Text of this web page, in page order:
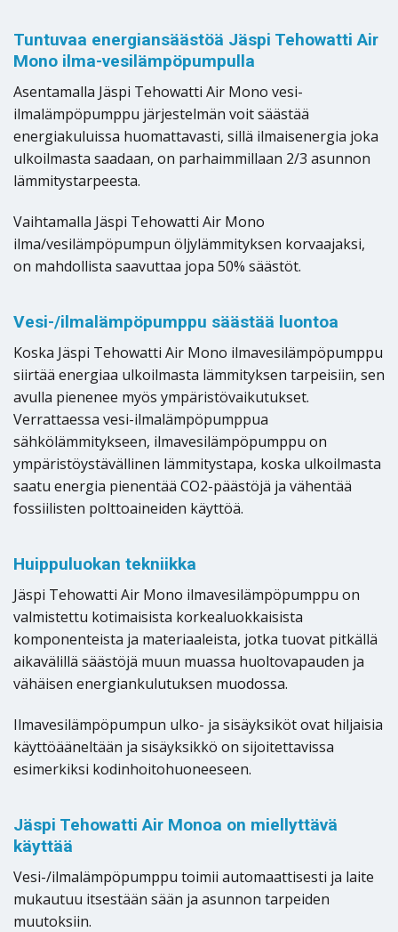
Tuntuvaa energiansäästöä Jäspi Tehowatti Air
Mono ilma-vesilämpöpumpulla
Asentamalla Jäspi Tehowatti Air Mono vesi-
ilmalämpöpumppu järjestelmän voit säästää
energiakuluissa huomattavasti, sillä ilmaisenergia joka
ulkoilmasta saadaan, on parhaimmillaan 2/3 asunnon
lämmitystarpeesta.
Vaihtamalla Jäspi Tehowatti Air Mono
ilma/vesilämpöpumpun öljylämmityksen korvaajaksi,
on mahdollista saavuttaa jopa 50% säästöt.
Vesi-/ilmalämpöpumppu säästää luontoa
Koska Jäspi Tehowatti Air Mono ilmavesilämpöpumppu
siirtää energiaa ulkoilmasta lämmityksen tarpeisiin, sen
avulla pienenee myös ympäristövaikutukset.
Verrattaessa vesi-ilmalämpöpumppua
sähkölämmitykseen, ilmavesilämpöpumppu on
ympäristöystävällinen lämmitystapa, koska ulkoilmasta
saatu energia pienentää CO2-päästöjä ja vähentää
fossiilisten polttoaineiden käyttöä.
Huippuluokan tekniikka
Jäspi Tehowatti Air Mono ilmavesilämpöpumppu on
valmistettu kotimaisista korkealuokkaisista
komponenteista ja materiaaleista, jotka tuovat pitkällä
aikavälillä säästöjä muun muassa huoltovapauden ja
vähäisen energiankulutuksen muodossa.
Ilmavesilämpöpumpun ulko- ja sisäyksiköt ovat hiljaisia
käyttöääneltään ja sisäyksikkö on sijoitettavissa
esimerkiksi kodinhoitohuoneeseen.
Jäspi Tehowatti Air Monoa on miellyttävä
käyttää
Vesi-/ilmalämpöpumppu toimii automaattisesti ja laite
mukautuu itsestään sään ja asunnon tarpeiden
muutoksiin.